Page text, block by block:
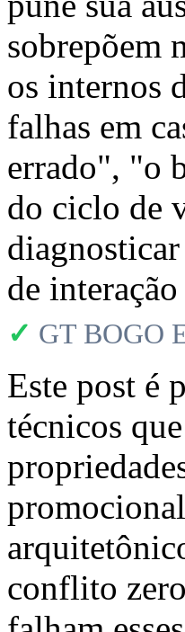
sobrepõem
os internos
falhas em
errado", "o
do ciclo de
de
✓ GT BOGO
Este post é
técnicos
conflito